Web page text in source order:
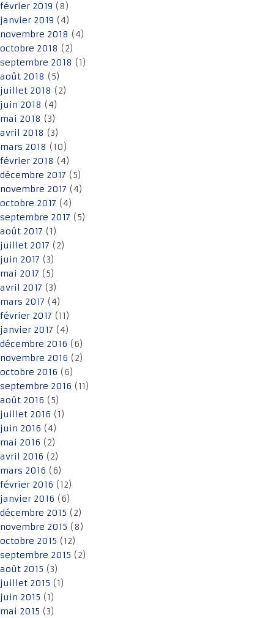
février 2019 (8)
janvier 2019 (4)
novembre 2018 (4)
octobre 2018 (2)
septembre 2018 (1)
août 2018 (5)
juillet 2018 (2)
juin 2018 (4)
mai 2018 (3)
avril 2018 (3)
mars 2018 (10)
février 2018 (4)
décembre 2017 (5)
novembre 2017 (4)
octobre 2017 (4)
septembre 2017 (5)
août 2017 (1)
juillet 2017 (2)
juin 2017 (3)
mai 2017 (5)
avril 2017 (3)
mars 2017 (4)
février 2017 (11)
janvier 2017 (4)
décembre 2016 (6)
novembre 2016 (2)
octobre 2016 (6)
septembre 2016 (11)
août 2016 (5)
juillet 2016 (1)
juin 2016 (4)
mai 2016 (2)
avril 2016 (2)
mars 2016 (6)
février 2016 (12)
janvier 2016 (6)
décembre 2015 (2)
novembre 2015 (8)
octobre 2015 (12)
septembre 2015 (2)
août 2015 (3)
juillet 2015 (1)
juin 2015 (1)
mai 2015 (3)